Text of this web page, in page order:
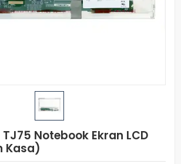
Notebook Ekran LCD
Kasa)